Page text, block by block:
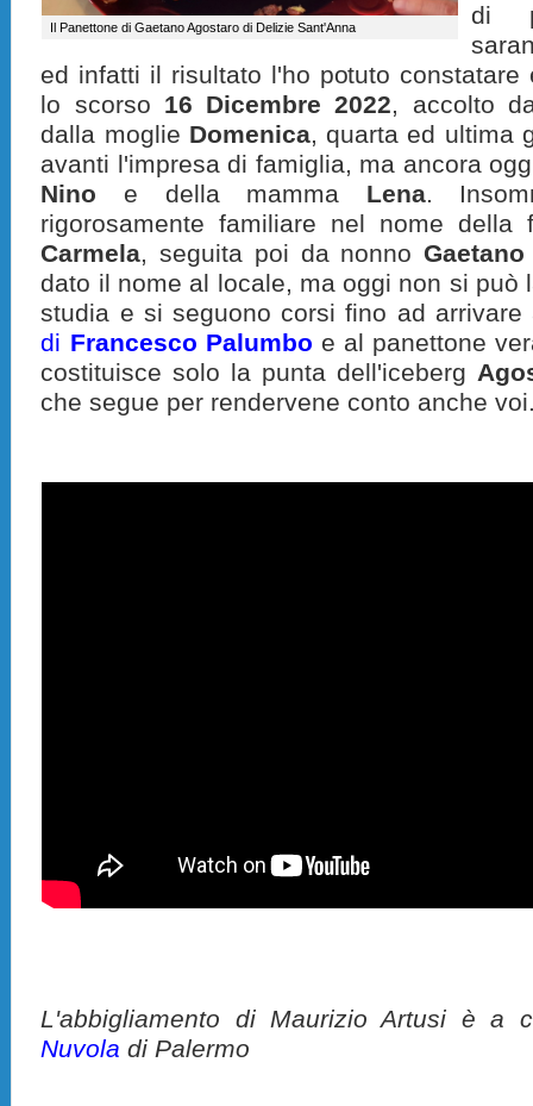
Il Panettone di Gaetano Agostaro di Delizie Sant'Anna
di
ed infatti il risultato l'ho potuto constatare
lo scorso 16 Dicembre 2022, accolto
dalla moglie Domenica, quarta ed ultima
avanti l'impresa di famiglia, ma ancora
Nino e della mamma Lena.
rigorosamente familiare nel nome della
Carmela, seguita poi da nonno Gaetano
dato il nome al locale, ma oggi non si può
studia e si seguono corsi fino ad
di Francesco Palumbo e al panettone
costituisce solo la punta dell'iceberg
che segue per rendervene conto anche
L'abbigliamento di Maurizio Artusi è a
Nuvola di Palermo